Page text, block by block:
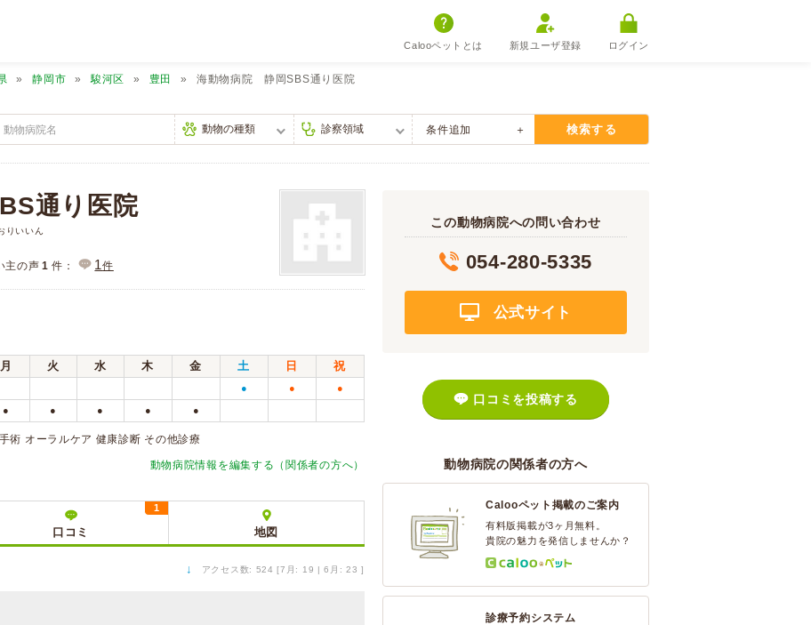
Calooペットとは 新規ユーザ登録 ログイン
静岡市 駿河区 豊田 海動物病院 静岡SBS通り医院
条件追加 検索する
通り医院
りいいん
主の声 1 件： 1件
月 火 水 木 金 土 日
祝
● ● ●
● ● ● ● ●
術 オーラルケア 健康診断 その他診療
動物病院情報を編集する（関係者の方へ）
口コミ
1
地図
↓ アクセス数: 524 [7月: 19 | 6月: 23 ]
この動物病院への問い合わせ
054-280-5335
公式サイト
口コミを投稿する
動物病院の関係者の方へ
Calooペット掲載のご案内
有料版掲載が3ヶ月無料。
貴院の魅力を発信しませんか？
診療予約システム